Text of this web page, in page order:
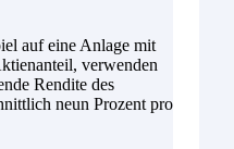
auf eine Anlage mit
verwenden
Rendite des
neun Prozent pro